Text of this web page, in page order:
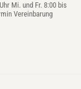
Mi. und Fr. 8:00 bis
Vereinbarung